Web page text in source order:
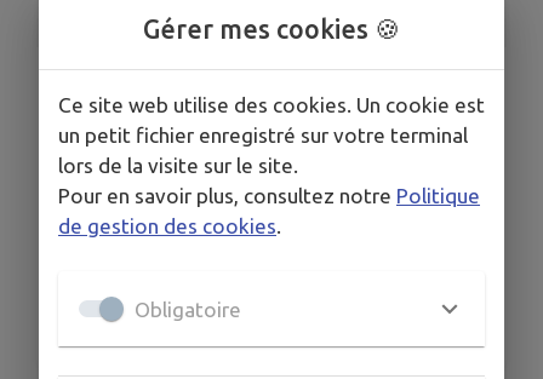
INFORMATIONS PRATIQUES
Parc Hélène Parmentier, Rue de la Filature,
Lapoutroie
DATE
Le mar. 4 août
HORAIRES
ORGANISÉ PAR
ASCL - Festi'LAP
Gérer mes cookies 🍪
Ce site web utilise des cookies. Un cookie est
un petit fichier enregistré sur votre terminal
lors de la visite sur le site.
Pour en savoir plus, consultez notre Politique
de gestion des cookies.
Obligatoire